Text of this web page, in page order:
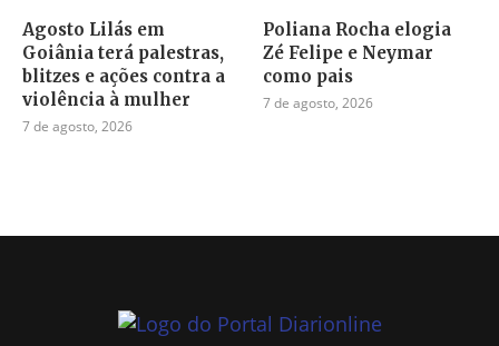
Agosto Lilás em
Goiânia terá palestras,
blitzes e ações contra a
violência à mulher
7 de agosto, 2026
Poliana Rocha elogia
Zé Felipe e Neymar
como pais
7 de agosto, 2026